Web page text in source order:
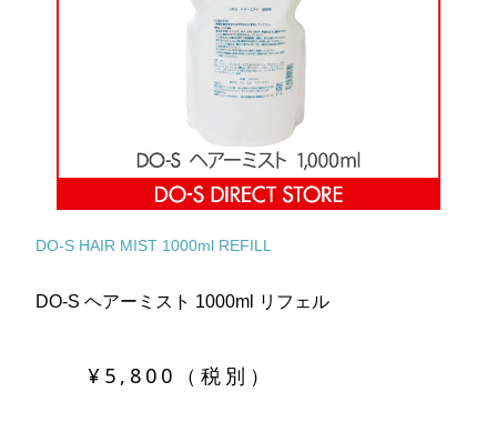
DO-S HAIR MIST 1000ml REFILL
DO-S ヘアーミスト 1000ml リフェル
¥5,800（税別）